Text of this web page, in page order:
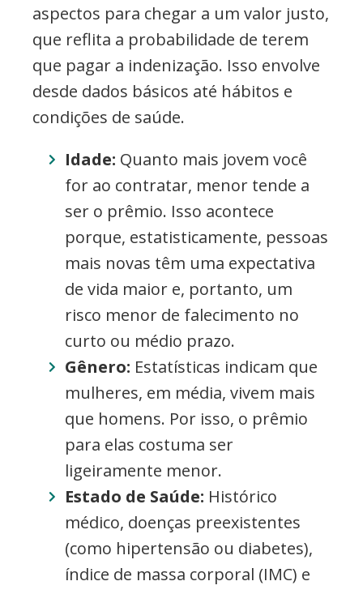
aspectos para chegar a um valor justo,
que reflita a probabilidade de terem
que pagar a indenização. Isso envolve
desde dados básicos até hábitos e
condições de saúde.
Idade: Quanto mais jovem você
for ao contratar, menor tende a
ser o prêmio. Isso acontece
porque, estatisticamente, pessoas
mais novas têm uma expectativa
de vida maior e, portanto, um
risco menor de falecimento no
curto ou médio prazo.
Gênero: Estatísticas indicam que
mulheres, em média, vivem mais
que homens. Por isso, o prêmio
para elas costuma ser
ligeiramente menor.
Estado de Saúde: Histórico
médico, doenças preexistentes
(como hipertensão ou diabetes),
índice de massa corporal (IMC) e